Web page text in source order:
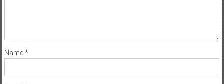
Name*